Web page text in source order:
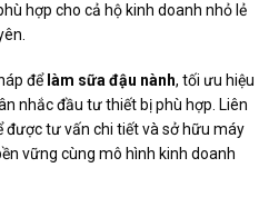
hợp cho cả hộ kinh doanh nhỏ lẻ
để làm sữa đậu nành, tối ưu hiệu
nhắc đầu tư thiết bị phù hợp. Liên
được tư vấn chi tiết và sở hữu máy
vững cùng mô hình kinh doanh